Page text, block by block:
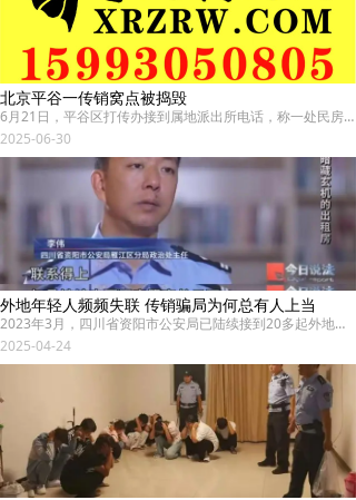
北京平谷一传销窝点被捣毁
6月21日，平谷区打传办接到属地派出所电话，称一处民房涉嫌多人从事传销活动。区打传办迅速响应、应急调度，协调镇市场所、执法大队值班组和属地派出所、镇政府综治办一同赶赴举报地点。
2025-06-30
外地年轻人频频失联 传销骗局为何总有人上当
2023年3月，四川省资阳市公安局已陆续接到20多起外地年轻人失联案。根据报案人提供的信息，警方注意到，这些失联人员大多声称来资阳工作、培训，他们的态度时好时坏，好的时候向父母要钱，差的时候则拒绝和父母见面。
2025-04-24